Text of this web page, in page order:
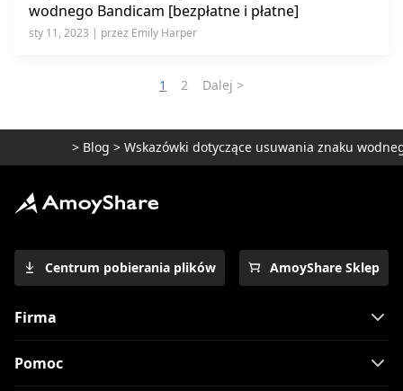
wodnego Bandicam [bezpłatne i płatne]
sty 11, 2023 | przez Emily Harper
1 2 Dalej >
> Blog > Wskazówki dotyczące usuwania znaku
Centrum pobierania plików AmoyShare Sklep
Firma
Pomoc